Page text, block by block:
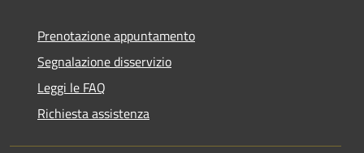
Prenotazione appuntamento
Segnalazione disservizio
Leggi le FAQ
Richiesta assistenza